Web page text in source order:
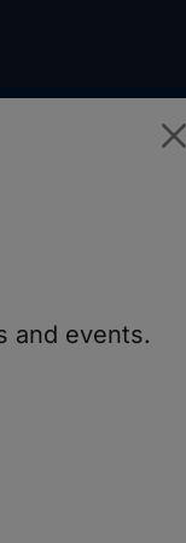
zdalne
przez co
sesji w
and events.